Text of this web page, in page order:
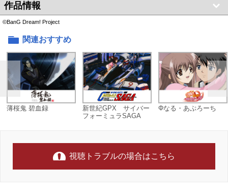
作品情報
©BanG Dream! Project
関連おすすめ
薄桜鬼 碧血録
新世紀GPX サイバー
フォーミュラSAGA
Φなる・あぷろーち
視聴トラブルの場合はこちら